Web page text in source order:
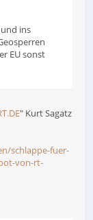
ins
EU sonst
" Kurt Sagatz
schlappe-fuer-
von-rt-